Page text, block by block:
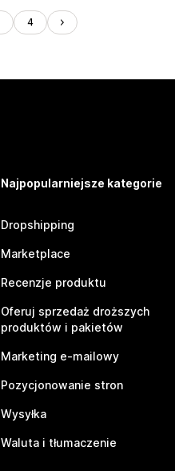
4
Najpopularniejsze kategorie
Dropshipping
Marketplace
Recenzje produktu
Oferuj sprzedaż droższych
produktów i pakietów
Marketing e-mailowy
Pozycjonowanie stron
Wysyłka
Waluta i tłumaczenie